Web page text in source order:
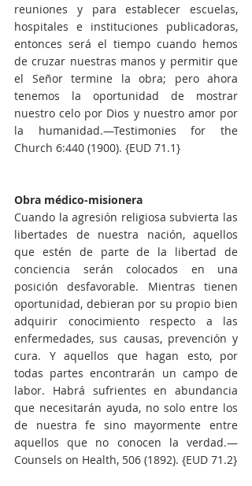
reuniones y para establecer escuelas,
hospitales e instituciones publicadoras,
entonces será el tiempo cuando hemos
de cruzar nuestras manos y permitir que
el Señor termine la obra; pero ahora
tenemos la oportunidad de mostrar
nuestro celo por Dios y nuestro amor por
la humanidad.—Testimonies for the
Church 6:440 (1900). {EUD 71.1}
Obra médico-misionera
Cuando la agresión religiosa subvierta las
libertades de nuestra nación, aquellos
que estén de parte de la libertad de
conciencia serán colocados en una
posición desfavorable. Mientras tienen
oportunidad, debieran por su propio bien
adquirir conocimiento respecto a las
enfermedades, sus causas, prevención y
cura. Y aquellos que hagan esto, por
todas partes encontrarán un campo de
labor. Habrá sufrientes en abundancia
que necesitarán ayuda, no solo entre los
de nuestra fe sino mayormente entre
aquellos que no conocen la verdad.—
Counsels on Health, 506 (1892). {EUD 71.2}